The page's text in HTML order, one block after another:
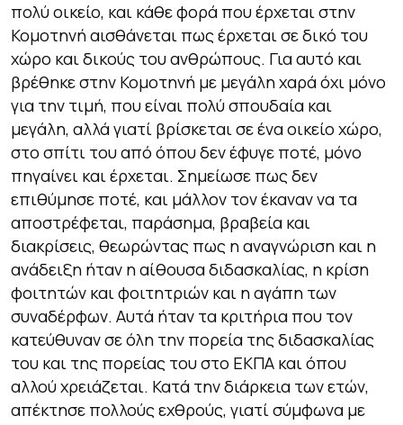
πολύ οικείο, και κάθε φορά που έρχεται στην
Κομοτηνή αισθάνεται πως έρχεται σε δικό του
χώρο και δικούς του ανθρώπους. Για αυτό και
βρέθηκε στην Κομοτηνή με μεγάλη χαρά όχι μόνο
για την τιμή, που είναι πολύ σπουδαία και
μεγάλη, αλλά γιατί βρίσκεται σε ένα οικείο χώρο,
στο σπίτι του από όπου δεν έφυγε ποτέ, μόνο
πηγαίνει και έρχεται. Σημείωσε πως δεν
επιθύμησε ποτέ, και μάλλον τον έκαναν να τα
αποστρέφεται, παράσημα, βραβεία και
διακρίσεις, θεωρώντας πως η αναγνώριση και η
ανάδειξη ήταν η αίθουσα διδασκαλίας, η κρίση
φοιτητών και φοιτητριών και η αγάπη των
συναδέρφων. Αυτά ήταν τα κριτήρια που τον
κατεύθυναν σε όλη την πορεία της διδασκαλίας
του και της πορείας του στο ΕΚΠΑ και όπου
αλλού χρειάζεται. Κατά την διάρκεια των ετών,
απέκτησε πολλούς εχθρούς, γιατί σύμφωνα με